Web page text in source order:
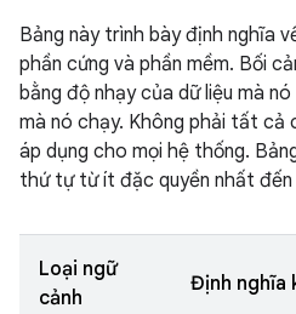
Bảng này trình bày định nghĩa
phần cứng và phần mềm. Bối
bằng độ nhạy của dữ liệu mà
mà nó chạy. Không phải tất cả
áp dụng cho mọi hệ thống.
thứ tự từ ít đặc quyền nhất đến
Loại ngữ
cảnh
Định nghĩa